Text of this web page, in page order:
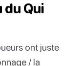
du Qui
ont juste
/ la